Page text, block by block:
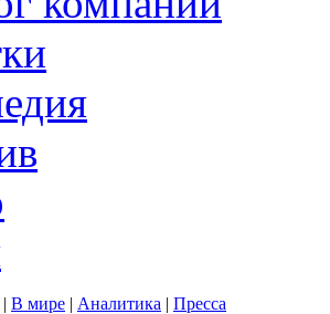
| В мире | Аналитика | Пресса